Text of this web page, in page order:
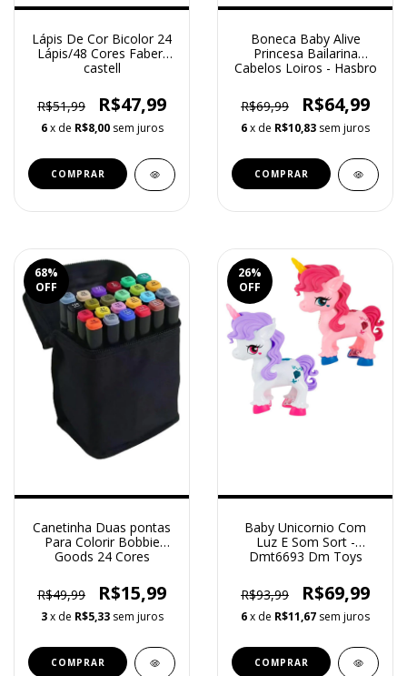
Lápis De Cor Bicolor 24
Lápis/48 Cores Faber-
castell
R$51,99 R$47,99
6 x de R$8,00 sem juros
Boneca Baby Alive
Princesa Bailarina
Cabelos Loiros - Hasbro
R$69,99
R$64,99
6x de R$10,83 sem juros
68%
OFF
Canetinha Duas pontas
Para Colorir Bobbie
Goods 24 Cores
R$49,99 R$15,99
3 x de R$5,33 sem juros
26%
OFF
Baby Unicornio Com
Luz E Som Sort -
Dmt6693 Dm Toys
R$93,99 R$69,99
6x de R$11,67 sem juros